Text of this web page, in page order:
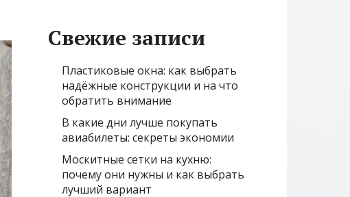
Свежие записи
Пластиковые окна: как выбрать
надёжные конструкции и на что
обратить внимание
В какие дни лучше покупать
авиабилеты: секреты экономии
Москитные сетки на кухню:
почему они нужны и как выбрать
лучший вариант